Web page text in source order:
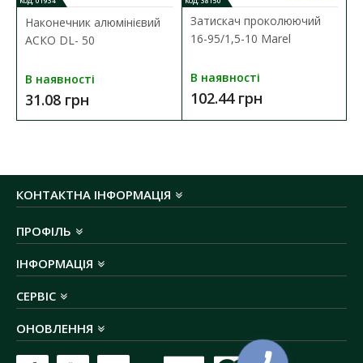
січення жили:50 мм²
матеріал провідника:
алюміній
номінальне навантаження:165 А (таблиця
температура експлуатації:-60 ºС до +50 ºС
Наконечник алюмінієвий
АСКО DL- 50
В наявності
31.08 грн
Затискач проколюючий
16-95/1,5-10 Marel
В наявності
102.44 грн
КОНТАКТНА ІНФОРМАЦІЯ
ПРОФІЛЬ
ІНФОРМАЦІЯ
СЕРВІС
ОНОВЛЕННЯ